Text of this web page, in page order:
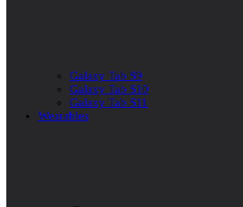
Galaxy Tab S9
Galaxy Tab S10
Galaxy Tab S11
Wearables